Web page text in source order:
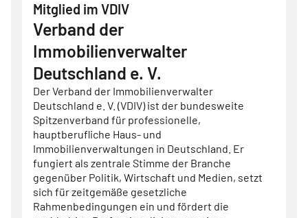
Mitglied im VDIV
Verband der
Immobilienverwalter
Deutschland e. V.
Der Verband der Immobilienverwalter
Deutschland e. V. (VDIV) ist der bundesweite
Spitzenverband für professionelle,
hauptberufliche Haus- und
Immobilienverwaltungen in Deutschland. Er
fungiert als zentrale Stimme der Branche
gegenüber Politik, Wirtschaft und Medien, setzt
sich für zeitgemäße gesetzliche
Rahmenbedingungen ein und fördert die